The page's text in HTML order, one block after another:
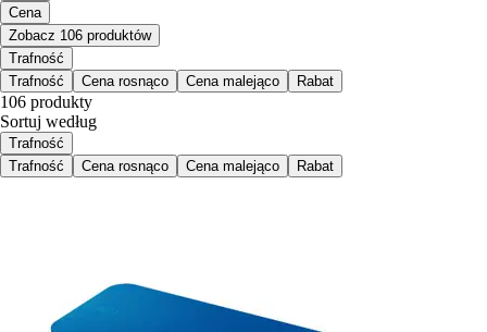
Cena
Zobacz 106 produktów
Trafność
Trafność
Cena rosnąco Cena malejąco Rabat
106 produkty
Sortuj według
Trafność
Trafność
Cena rosnąco Cena malejąco Rabat